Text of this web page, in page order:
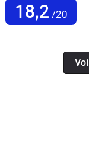
18,2 /20